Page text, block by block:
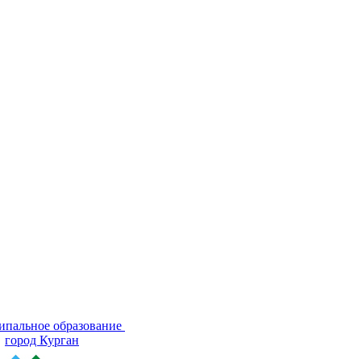
образование
город Курган